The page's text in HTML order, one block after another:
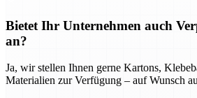
Bietet Ihr Unternehmen auch
an?
Ja, wir stellen Ihnen gerne Kartons,
Materialien zur Verfügung – auf Wunsch